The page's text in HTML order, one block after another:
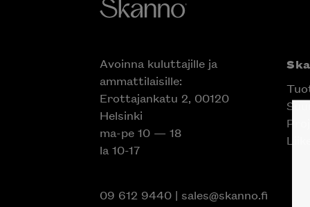
Avoinna kuluttajille ja
ammattilaisille:
Erottajankatu 2, 00120
Helsinki
ma-pe 10 — 18
la 10-17
09 612 9440| sales@skanno.fi